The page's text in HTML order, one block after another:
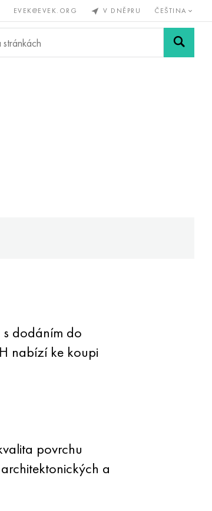
EVEK@EVEK.ORG V DNĚPRU ČEŠTINA
Legovaná Sítě a
dodáním do
nabízí ke koupi
povrchu
a